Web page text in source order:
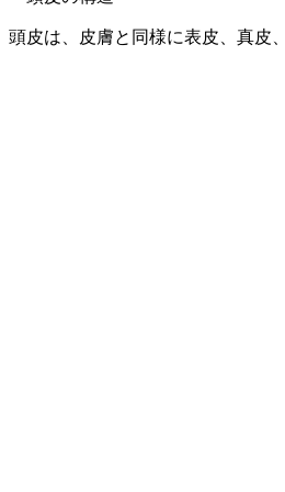
頭皮は、皮膚と同様に表皮、真皮